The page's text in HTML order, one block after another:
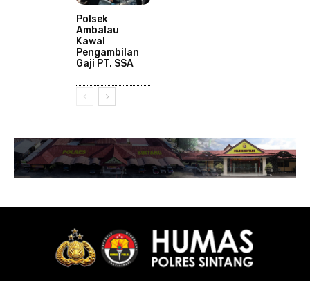
Polsek
Ambalau
Kawal
Pengambilan
Gaji PT. SSA